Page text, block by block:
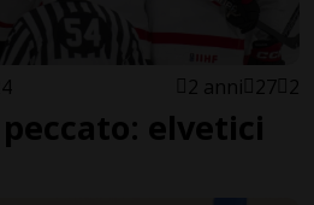
2 anni 27 2
elvetici